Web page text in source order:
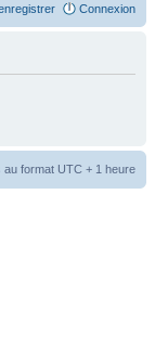
Connexion
au format UTC + 1 heure